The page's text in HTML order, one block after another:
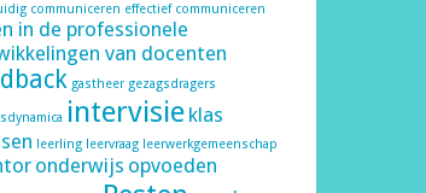
communiceren effectief communiceren
in de professionele
van docenten
gastheer gezagsdragers
intervisie klas
leerling leervraag leerwerkgemeenschap
onderwijs opvoeden